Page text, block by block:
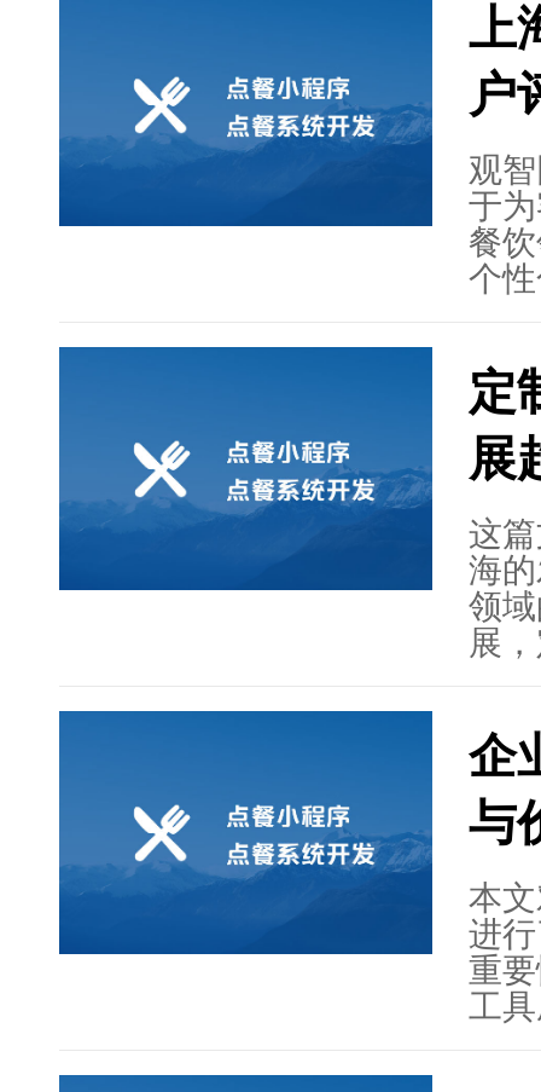
量
智
开
的
上
户
观
于
餐
个
过
升
以
定
展
这
海
领
展
用
同
新
技
性
的
企
与
本
进
重
工